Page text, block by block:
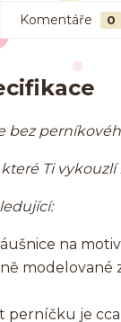
Komentáře 0
bez
Ti
na
modelované
perníčku je cca